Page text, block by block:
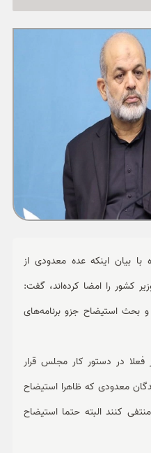
ای
بیان اینکه عده معدودی از
کشور را امضا کرده‌اند، گفت:
بحث استیضاح جزو برنامه‌های
در دستور کار مجلس قرار
معدودی که ظاهرا استیضاح
منتفی کنند البته حتما استیضاح